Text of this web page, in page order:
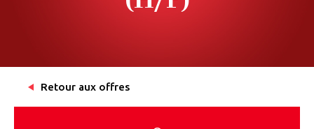
Retour aux offres